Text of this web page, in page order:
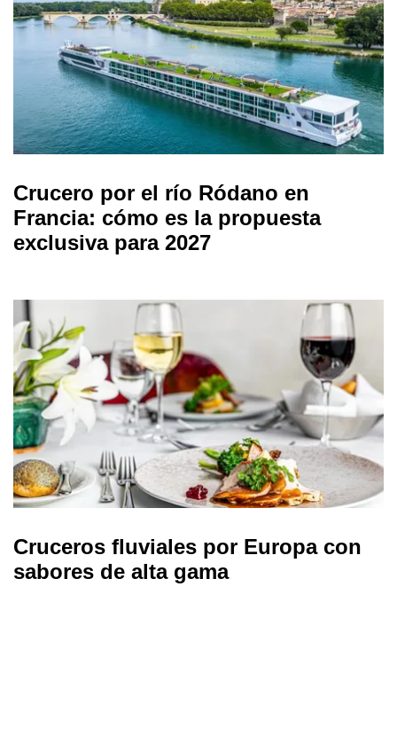
Crucero por el río Ródano en
Francia: cómo es la propuesta
exclusiva para 2027
Cruceros fluviales por Europa con
sabores de alta gama